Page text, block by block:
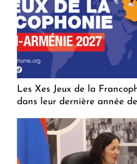
Les Xes Jeux de la
dans leur dernière année